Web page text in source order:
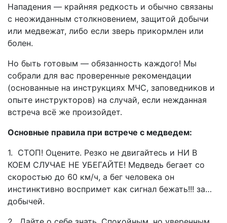
Нападения — крайняя редкость и обычно связаны
с неожиданным столкновением, защитой добычи
или медвежат, либо если зверь прикормлен или
болен.
Но быть готовым — обязанность каждого! Мы
собрали для вас проверенные рекомендации
(основанные на инструкциях МЧС, заповедников и
опыте инструкторов) на случай, если нежданная
встреча всё же произойдет.
Основные правила при встрече с медведем:
1. СТОП! Оцените. Резко не двигайтесь и НИ В
КОЕМ СЛУЧАЕ НЕ УБЕГАЙТЕ! Медведь бегает со
скоростью до 60 км/ч, а бег человека он
инстинктивно воспримет как сигнал бежать!!! за…
добычей.